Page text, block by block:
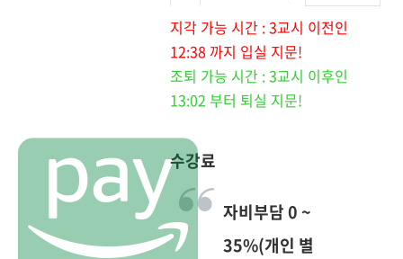
지각 가능 시간 : 3교시 이전인
12:38 까지 입실 지문!
조퇴 가능 시간 : 3교시 이후인
13:02 부터 퇴실 지문!
수강료
자비부담 0 ~
35%(개인 별